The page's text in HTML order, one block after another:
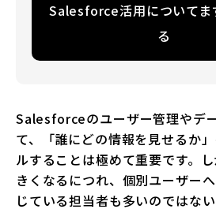
Salesforce活用についてま
る
Salesforceのユーザー管理やデ
て、「誰にどの情報を見せるか
ルすることは極めて重要です。
きくなるにつれ、個別ユーザー
じている担当者も多いのではない